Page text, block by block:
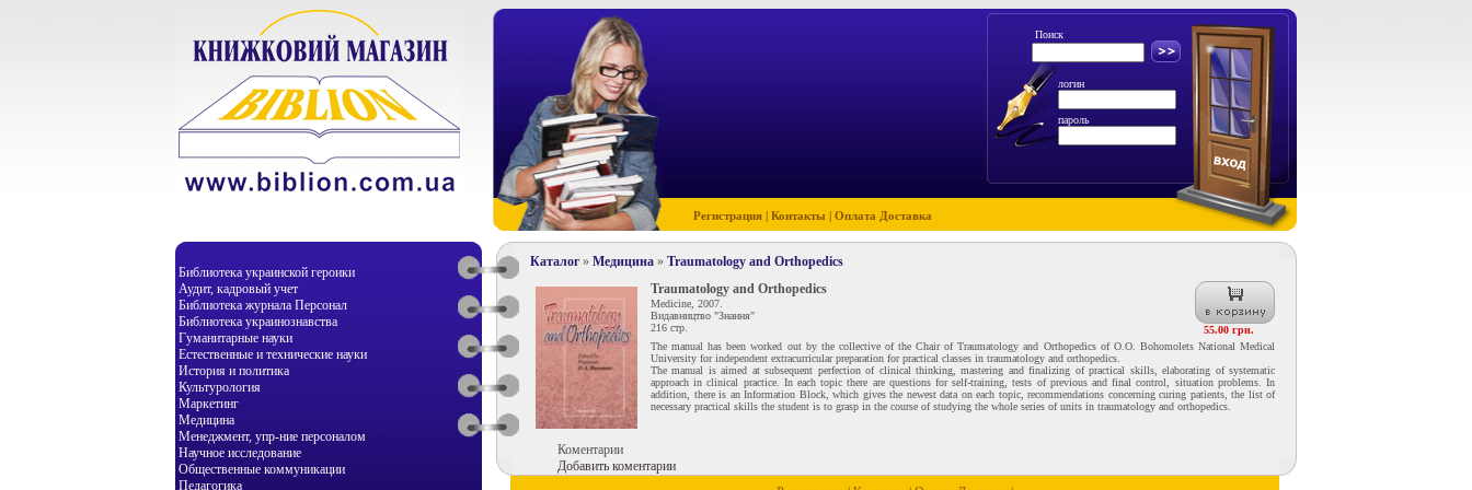
Поиск
логин
пароль
Регистрация | Контакты | Оплата Доставка
Библиотека украинской героики
Аудит, кадровый учет
Библиотека журнала Персонал
Библиотека украинознавства
Гуманитарные науки
Естественные и технические науки
История и политика
Культурология
Маркетинг
Медицина
Менеджмент, упр-ние персоналом
Научное исследование
Общественные коммуникации
Педагогика
Каталог» Медицина » Traumatology and Orthopedics
55.00 грн.
Traumatology and Orthopedics
Medicine, 2007.
Видавництво "Знання"
216 стр.
The manual has been worked out by the collective of the Chair of Traumatology and Orthopedics of O.O. Bohomolets National Medical
University for independent extracurricular preparation for practical classes in traumatology and orthopedics.
The manual is aimed at subsequent perfection of clinical thinking, mastering and finalizing of practical skills, elaborating of systematic
approach in clinical practice. In each topic there are questions for self-training, tests of previous and final control, situation problems. In
addition, there is an Information Block, which gives the newest data on each topic, recommendations concerning curing patients, the list of
necessary practical skills the student is to grasp in the course of studying the whole series of units in traumatology and orthopedics.
Коментарии
Добавить коментарии